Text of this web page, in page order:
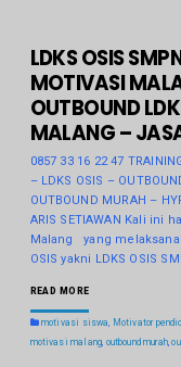
LDKS OSIS
MOTIVASI
OUTBOUND
MALANG –
0857 33 16 22 47
– LDKS OSIS –
OUTBOUND MURAH –
ARIS SETIAWAN Kali ini
Malang yang
OSIS yakni LDKS OSIS
READ MORE
motivasi siswa Motivator
motivasi malang outbound murah,